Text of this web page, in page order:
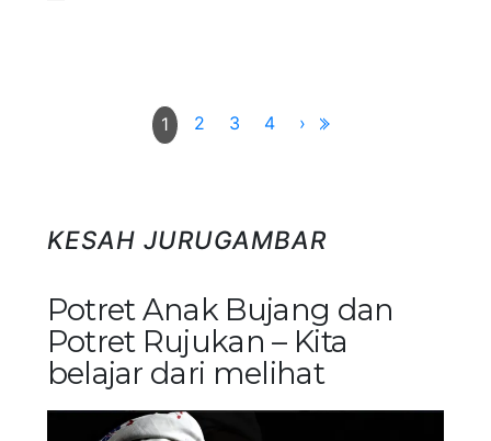
1 2 3 4 ›
KESAH JURUGAMBAR
Potret Anak Bujang dan
Potret Rujukan – Kita
belajar dari melihat